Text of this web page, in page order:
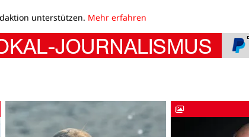
unterstützen. Mehr erfahren